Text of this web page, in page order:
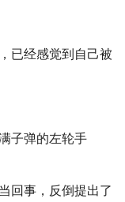
已经感觉到自己被
子弹的左轮手
回事，反倒提出了